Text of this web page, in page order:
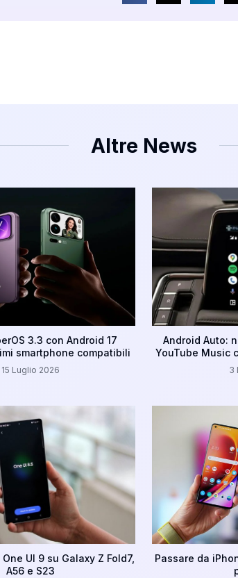
Altre News
3.3 con Android 17
smartphone compatibili
15 Luglio 2026
Android Auto:
YouTube Music
3
UI 9 su Galaxy Z Fold7,
A56 e S23
Passare da